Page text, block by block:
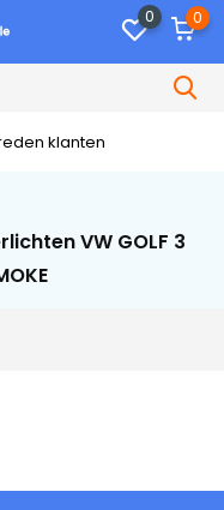
0 0
klanten
VW GOLF 3